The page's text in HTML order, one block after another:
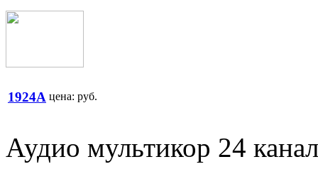
1924A цена: руб.
Аудио мультикор 24